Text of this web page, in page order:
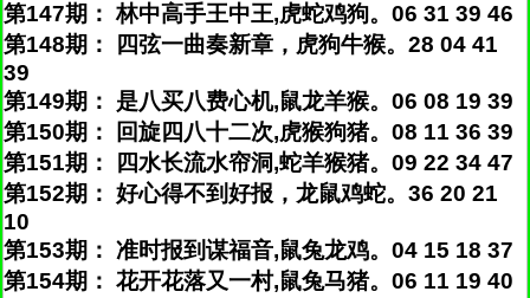
第147期： 林中高手王中王,虎蛇鸡狗。06 31 39 46
第148期： 四弦一曲奏新章，虎狗牛猴。28 04 41
39
第149期： 是八买八费心机,鼠龙羊猴。06 08 19 39
第150期： 回旋四八十二次,虎猴狗猪。08 11 36 39
第151期： 四水长流水帘洞,蛇羊猴猪。09 22 34 47
第152期： 好心得不到好报，龙鼠鸡蛇。36 20 21
10
第153期： 准时报到谋福音,鼠兔龙鸡。04 15 18 37
第154期： 花开花落又一村,鼠兔马猪。06 11 19 40